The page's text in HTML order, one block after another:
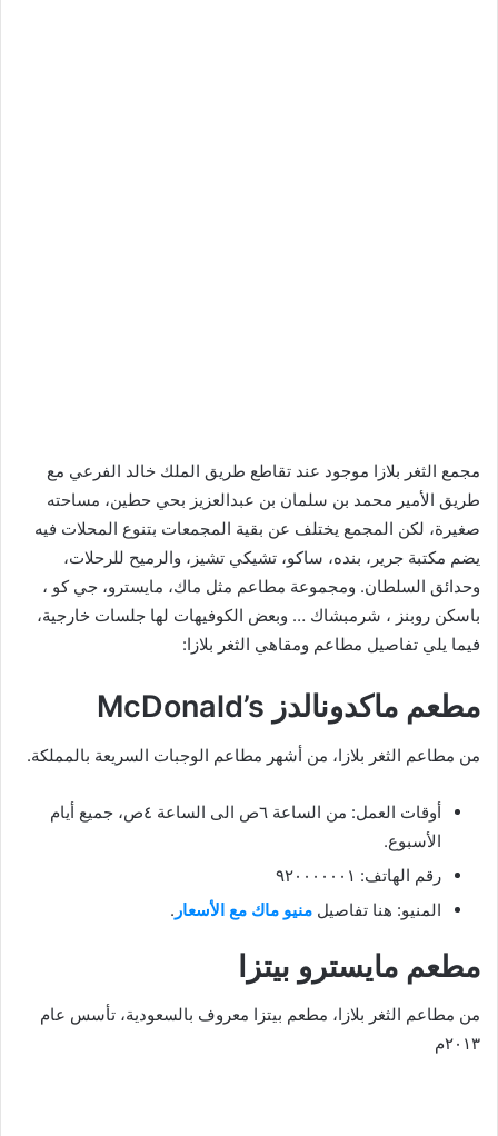
مجمع الثغر بلازا موجود عند تقاطع طريق الملك خالد الفرعي مع
طريق الأمير محمد بن سلمان بن عبدالعزيز بحي حطين، مساحته
صغيرة، لكن المجمع يختلف عن بقية المجمعات بتنوع المحلات فيه
يضم مكتبة جرير، بنده، ساكو، تشيكي تشيز، والرميح للرحلات،
وحدائق السلطان. ومجموعة مطاعم مثل ماك، مايسترو، جي كو ،
باسكن روبنز ، شرمبشاك … وبعض الكوفيهات لها جلسات خارجية،
فيما يلي تفاصيل مطاعم ومقاهي الثغر بلازا:
مطعم ماكدونالدز McDonald’s
من مطاعم الثغر بلازا، من أشهر مطاعم الوجبات السريعة بالمملكة.
أوقات العمل: من الساعة ٦ص الى الساعة ٤ص، جميع أيام
الأسبوع.
رقم الهاتف: ٩٢٠٠٠٠٠٠١
المنيو: هنا تفاصيل منيو ماك مع الأسعار .
مطعم مايسترو بيتزا
من مطاعم الثغر بلازا، مطعم بيتزا معروف بالسعودية، تأسس عام
٢٠١٣م